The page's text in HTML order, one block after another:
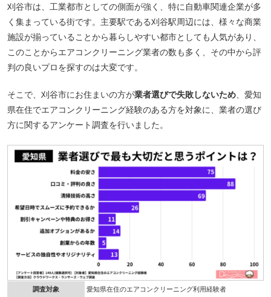
刈谷市は、工業都市としての側面が強く、特に自動車関連企業が多
く集まっている街です。主要駅である刈谷駅周辺には、様々な商業
施設が揃っていることから暮らしやすい都市としても人気があり、
このことからエアコンクリーニング業者の数も多く、その中から評
判の良いプロを探すのは大変です。
そこで、刈谷市にお住まいの方が業者選びで失敗しないため 、愛知
県在住でエアコンクリーニング経験のある方を対象に、業者の選び
方に関するアンケート調査を行いました。
調査対象 愛知県在住のエアコンクリーニング利用経験者